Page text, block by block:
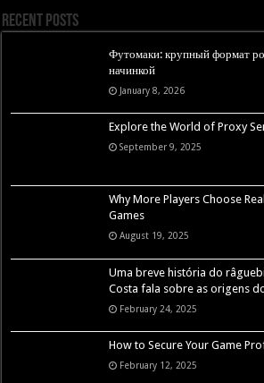
Recent Posts
Футомаки: крупный формат
начинкой
January 8, 2026
Explore the World of Proxy
September 9, 2025
Why More Players Choose
Games
August 19, 2025
Uma breve história do
Costa fala sobre as origens
February 24, 2025
How to Secure Your Game
February 12, 2025